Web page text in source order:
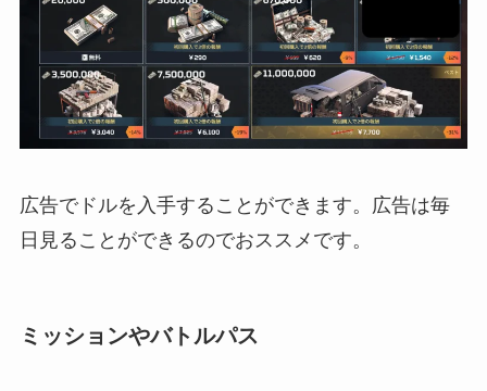
広告でドルを入手することができます。広告は毎
日見ることができるのでおススメです。
ミッションやバトルパス